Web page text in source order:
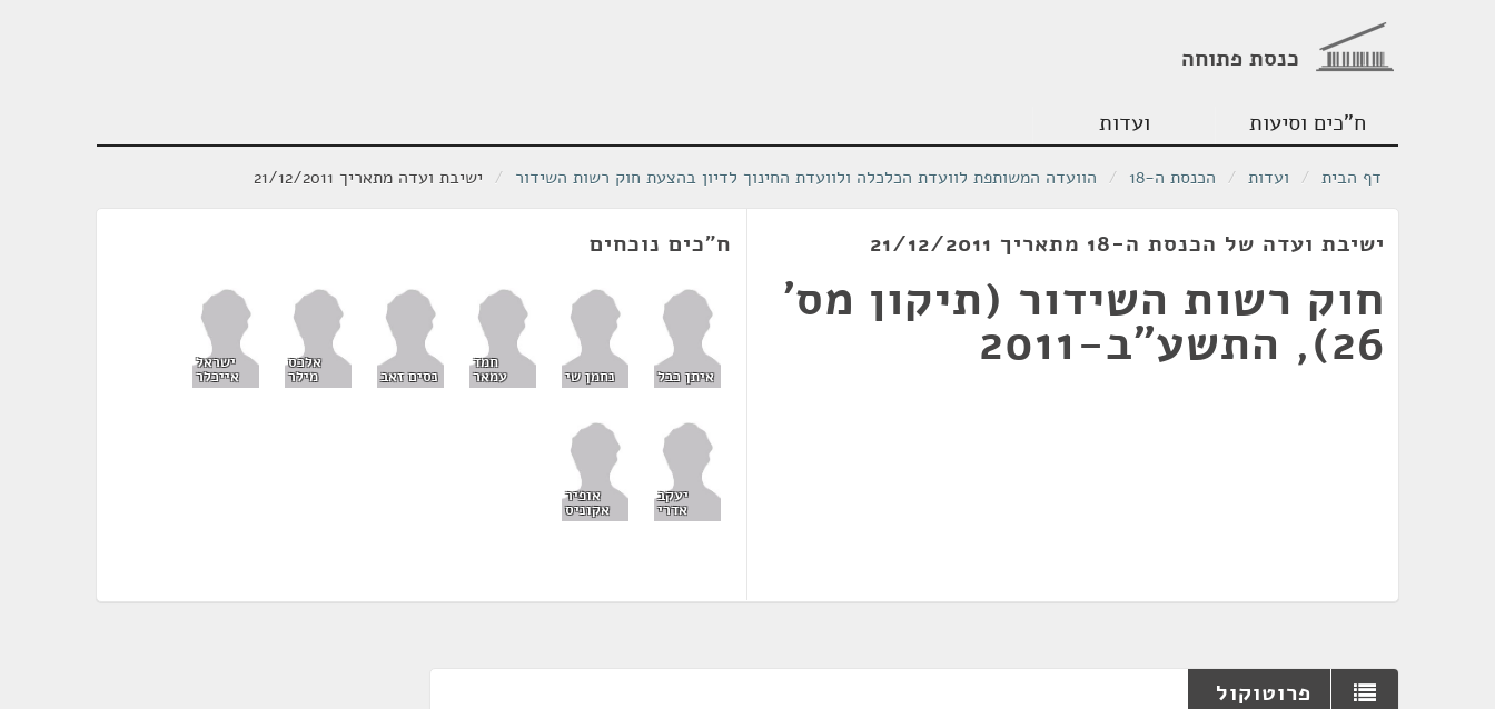
כנסת פתוחה
ח"כים וסיעות ועדות
דף הבית / ועדות / הכנסת ה-18 / הוועדה המשותפת לוועדת הכלכלה ולוועדת החינוך לדיון בהצעת חוק רשות השידור / ישיבת ועדה מתאריך 21/12/2011
ישיבת ועדה של הכנסת ה-18 מתאריך 21/12/2011
חוק רשות השידור (תיקון מס'
26), התשע"ב-2011
ח"כים נוכחים
איתן כבל נחמן שי
חמד
עמאר נסים זאב
אלכס
מילר
ישראל
אייכלר
יעקב
אדרי
אופיר
אקוניס
פרוטוקול